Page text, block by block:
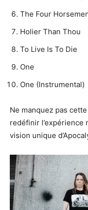
The Four
Holier Than Thou
To Live Is To Die
One
One (Instrumental)
Ne manquez pas
redéfinir l’expérience
vision unique